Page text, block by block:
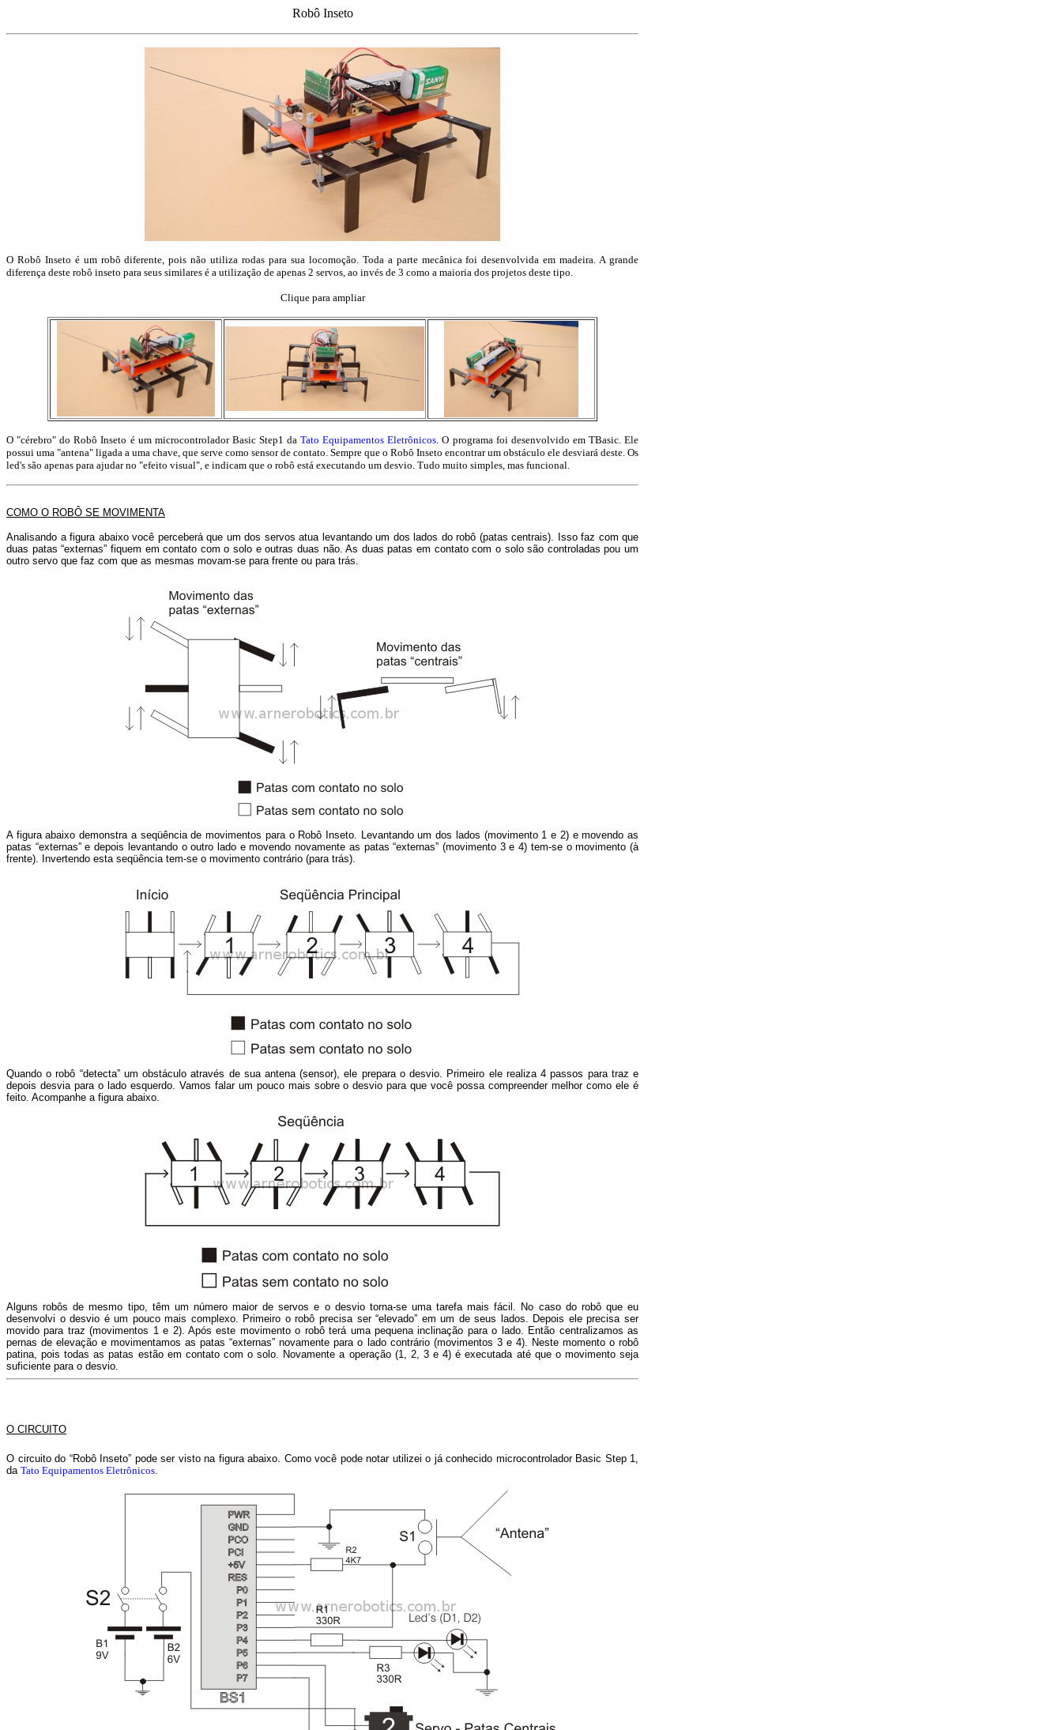
Robô Inseto
O Robô Inseto é um robô diferente, pois não utiliza rodas para sua locomoção. Toda a parte mecânica foi desenvolvida em madeira. A grande
diferença deste robô inseto para seus similares é a utilização de apenas 2 servos, ao invés de 3 como a maioria dos projetos deste tipo.
Clique para ampliar
O "cérebro" do Robô Inseto é um microcontrolador Basic Step1 daTato Equipamentos Eletrônicos. O programa foi desenvolvido em TBasic. Ele
possui uma "antena" ligada a uma chave, que serve como sensor de contato. Sempre que o Robô Inseto encontrar um obstáculo ele desviará deste. Os
led's são apenas para ajudar no "efeito visual", e indicam que o robô está executando um desvio. Tudo muito simples, mas funcional.
COMO O ROBÔ SE MOVIMENTA
Analisando a figura abaixo você perceberá que um dos servos atua levantando um dos lados do robô (patas centrais). Isso faz com que
duas patas “externas” fiquem em contato com o solo e outras duas não. As duas patas em contato com o solo são controladas pou um
outro servo que faz com que as mesmas movam-se para frente ou para trás.
A figura abaixo demonstra a seqüência de movimentos para o Robô Inseto. Levantando um dos lados (movimento 1 e 2) e movendo as
patas “externas” e depois levantando o outro lado e movendo novamente as patas “externas” (movimento 3 e 4) tem-se o movimento (à
frente). Invertendo esta seqüência tem-se o movimento contrário (para trás).
Quando o robô “detecta” um obstáculo através de sua antena (sensor), ele prepara o desvio. Primeiro ele realiza 4 passos para traz e
depois desvia para o lado esquerdo. Vamos falar um pouco mais sobre o desvio para que você possa compreender melhor como ele é
feito. Acompanhe a figura abaixo.
Alguns robôs de mesmo tipo, têm um número maior de servos e o desvio torna-se uma tarefa mais fácil. No caso do robô que eu
desenvolvi o desvio é um pouco mais complexo. Primeiro o robô precisa ser “elevado” em um de seus lados. Depois ele precisa ser
movido para traz (movimentos 1 e 2). Após este movimento o robô terá uma pequena inclinação para o lado. Então centralizamos as
pernas de elevação e movimentamos as patas “externas” novamente para o lado contrário (movimentos 3 e 4). Neste momento o robô
patina, pois todas as patas estão em contato com o solo. Novamente a operação (1, 2, 3 e 4) é executada até que o movimento seja
suficiente para o desvio.
O CIRCUITO
O circuito do “Robô Inseto” pode ser visto na figura abaixo. Como você pode notar utilizei o já conhecido microcontrolador Basic Step 1,
da Tato Equipamentos Eletrônicos